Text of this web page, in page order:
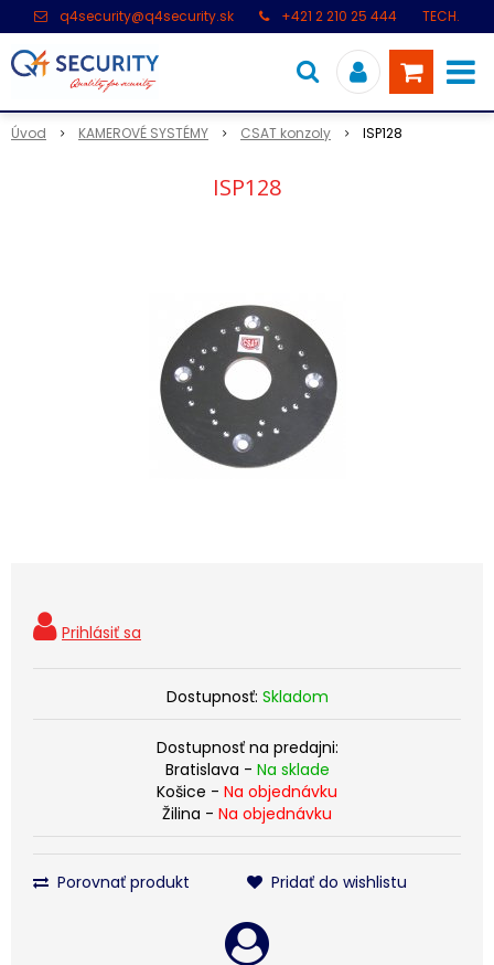
q4security@q4security.sk +421 2 210 25 444
TECH.
Úvod KAMEROVÉ SYSTÉMY CSAT konzoly ISP128
ISP128
Dostupnosť: Skladom
Dostupnosť na predajni:
Bratislava - Na sklade
Košice - Na objednávku
Žilina - Na objednávku
Porovnať produkt Pridať do wishlistu